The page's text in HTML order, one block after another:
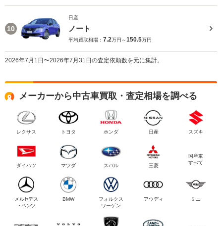
10
日産
ノート
平均買取相場： 7.2万円～150.5万円
2026年7月1日〜2026年7月31日の査定依頼数を元に集計。
メーカーから中古車買取・査定相場を調べる
レクサス トヨタ ホンダ 日産 スズキ
ダイハツ マツダ スバル 三菱
国産車
すべて
メルセデス
・ベンツ
BMW
フォルクス
ワーゲン
アウディ ミニ